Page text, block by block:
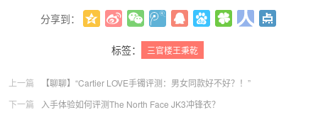
分享到：
标签：
三官楼王秉乾
上一篇
【聊聊】“Cartier LOVE手镯评测：男女同款好不好？！”
下一篇
入手体验如何评测The North Face JK3冲锋衣？